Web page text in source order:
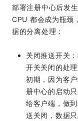
部署注册中心后发
CPU 都会成为瓶颈
据的分离处理：
关闭推送开关
开关关闭的处
初期，因为客
册中心的启动
给客户端，做
送关闭，数据